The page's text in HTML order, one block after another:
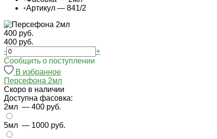
•Артикул — 841/2
400 руб.
400 руб.
-
+
Cообщить о поступлении
В избранное
Персефона 2мл
Cкоро в наличии
Доступна фасовка:
2мл — 400 руб.
5мл — 1000 руб.